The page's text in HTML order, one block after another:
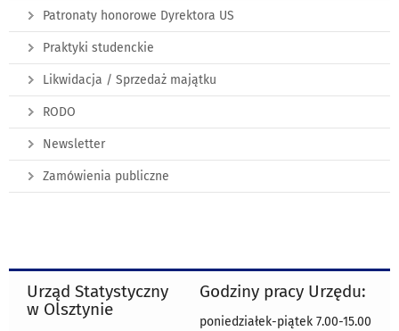
Patronaty honorowe Dyrektora US
Praktyki studenckie
Likwidacja / Sprzedaż majątku
RODO
Newsletter
Zamówienia publiczne
Urząd Statystyczny
w Olsztynie
Godziny pracy Urzędu:
poniedziałek-piątek 7.00-15.00